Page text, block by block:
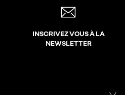
INSCRIVEZ VOUS À LA
NEWSLETTER